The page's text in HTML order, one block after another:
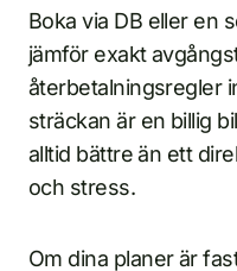
Boka via DB eller en
jämför exakt
återbetalningsregler
sträckan är en billig
alltid bättre än ett
och stress.
Om dina planer är